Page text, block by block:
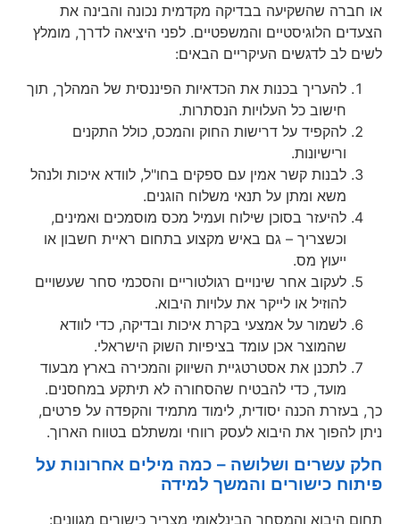
או חברה שהשקיעה בבדיקה מקדמית נכונה והבינה את
הצעדים הלוגיסטיים והמשפטיים. לפני היציאה לדרך, מומלץ
לשים לב לדגשים העיקריים הבאים:
להעריך בכנות את הכדאיות הפיננסית של המהלך, תוך
חישוב כל העלויות הנסתרות.
להקפיד על דרישות החוק והמכס, כולל התקנים
ורישיונות.
לבנות קשר אמין עם ספקים בחו"ל, לוודא איכות ולנהל
משא ומתן על תנאי משלוח הוגנים.
להיעזר בסוכן שילוח ועמיל מכס מוסמכים ואמינים,
וכשצריך – גם באיש מקצוע בתחום ראיית חשבון או
ייעוץ מס.
לעקוב אחר שינויים רגולטוריים והסכמי סחר שעשויים
להוזיל או לייקר את עלויות היבוא.
לשמור על אמצעי בקרת איכות ובדיקה, כדי לוודא
שהמוצר אכן עומד בציפיות השוק הישראלי.
לתכנן את אסטרטגיית השיווק והמכירה בארץ מבעוד
מועד, כדי להבטיח שהסחורה לא תיתקע במחסנים.
כך, בעזרת הכנה יסודית, לימוד מתמיד והקפדה על פרטים,
ניתן להפוך את היבוא לעסק רווחי ומשתלם בטווח הארוך.
חלק עשרים ושלושה – כמה מילים אחרונות על
פיתוח כישורים והמשך למידה
תחום היבוא והמסחר הבינלאומי מצריך כישורים מגוונים: